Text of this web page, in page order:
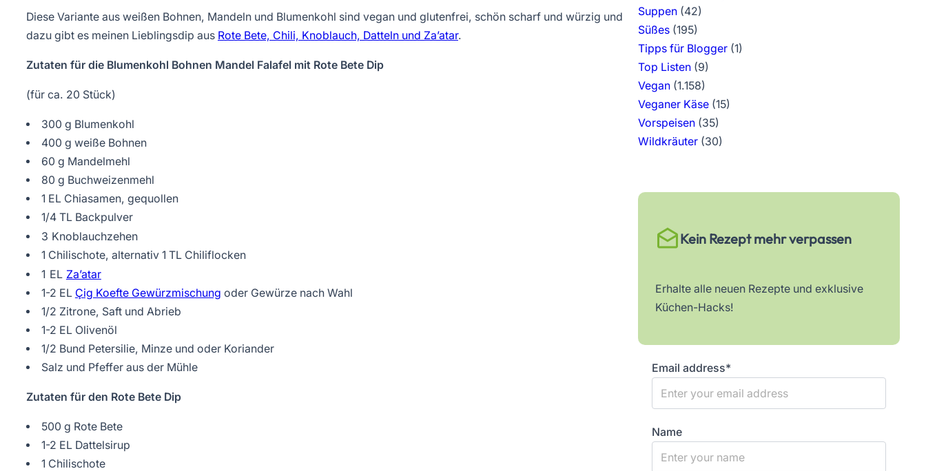
Diese Variante aus weißen Bohnen, Mandeln und Blumenkohl sind vegan und glutenfrei, schön scharf und würzig und
dazu gibt es meinen Lieblingsdip aus Rote Bete, Chili, Knoblauch, Datteln und Za’atar.
Zutaten für die Blumenkohl Bohnen Mandel Falafel mit Rote Bete Dip
(für ca. 20 Stück)
300 g Blumenkohl
400 g weiße Bohnen
60 g Mandelmehl
80 g Buchweizenmehl
1 EL Chiasamen, gequollen
1/4 TL Backpulver
3 Knoblauchzehen
1 Chilischote, alternativ 1 TL Chiliflocken
1 EL Za’atar
1-2 EL Çig Koefte Gewürzmischung oder Gewürze nach Wahl
1/2 Zitrone, Saft und Abrieb
1-2 EL Olivenöl
1/2 Bund Petersilie, Minze und oder Koriander
Salz und Pfeffer aus der Mühle
Zutaten für den Rote Bete Dip
500 g Rote Bete
1-2 EL Dattelsirup
1 Chilischote
Suppen(42)
Süßes(195)
Tipps für Blogger(1)
Top Listen(9)
Vegan(1.158)
Veganer Käse(15)
Vorspeisen(35)
Wildkräuter(30)
Kein Rezept mehr verpassen
Erhalte alle neuen Rezepte und exklusive
Küchen-Hacks!
Email address*
Name